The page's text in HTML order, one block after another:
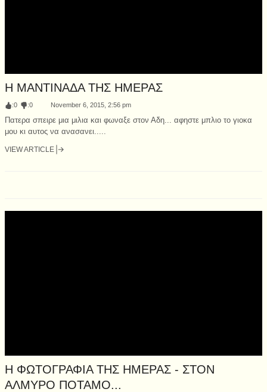
Η ΜΑΝΤΙΝΑΔΑ ΤΗΣ ΗΜΕΡΑΣ
:0 :0 November 6, 2015, 2:56 pm
Πατερα σπειρε μια μιλια και φωναξε στον Αδη... αφηστε μπλιο το γιοκα
μου κι αυτος να ανασανει.....
VIEW ARTICLE
Η ΦΩΤΟΓΡΑΦΙΑ ΤΗΣ ΗΜΕΡΑΣ - ΣΤΟΝ
ΑΛΜΥΡΟ ΠΟΤΑΜΟ...